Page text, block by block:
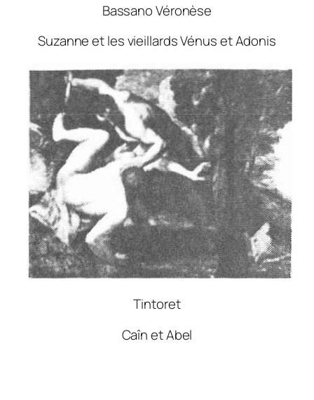
Bassano Véronèse
Suzanne et les vieillards Vénus et Adonis
Tintoret
Caîn et Abel